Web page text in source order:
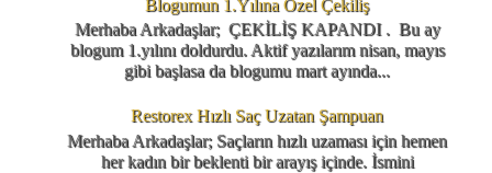
Blogumun 1.Yılına Özel Çekiliş
Merhaba Arkadaşlar; ÇEKİLİŞ KAPANDI . Bu ay
blogum 1.yılını doldurdu. Aktif yazılarım nisan, mayıs
gibi başlasa da blogumu mart ayında...
Restorex Hızlı Saç Uzatan Şampuan
Merhaba Arkadaşlar; Saçların hızlı uzaması için hemen
her kadın bir beklenti bir arayış içinde. İsmini